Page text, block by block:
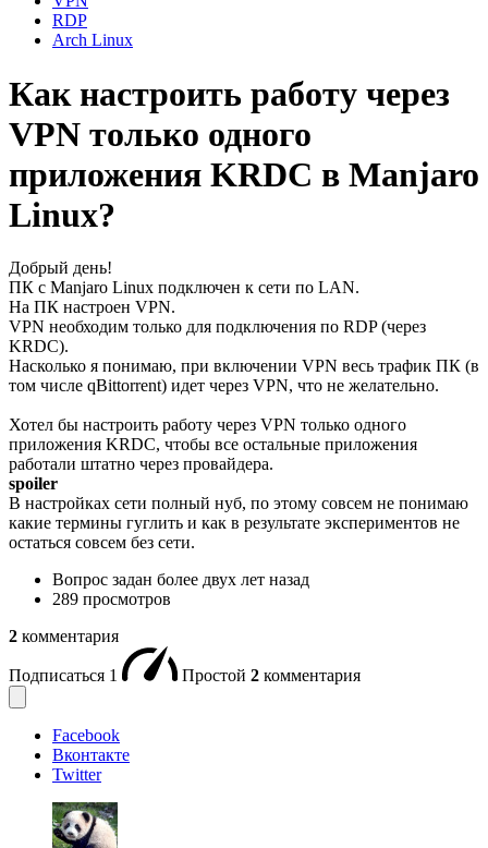
RDP
Arch Linux
Как настроить работу через
VPN только одного
приложения KRDC в Manjaro
Linux?
Добрый день!
ПК с Manjaro Linux подключен к сети по LAN.
На ПК настроен VPN.
VPN необходим только для подключения по RDP (через
KRDC).
Насколько я понимаю, при включении VPN весь трафик ПК (в
том числе qBittorrent) идет через VPN, что не желательно.
Хотел бы настроить работу через VPN только одного
приложения KRDC, чтобы все остальные приложения
работали штатно через провайдера.
spoiler
В настройках сети полный нуб, по этому совсем не понимаю
какие термины гуглить и как в результате экспериментов не
остаться совсем без сети.
Вопрос задан более двух лет назад
289 просмотров
2 комментария
Подписаться 1 Простой 2 комментария
Facebook
Вконтакте
Twitter